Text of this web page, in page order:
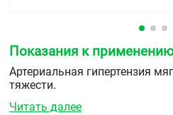
Показания к
Артериальная гипертензия
тяжести.
Читать далее